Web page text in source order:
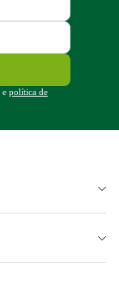
e política de